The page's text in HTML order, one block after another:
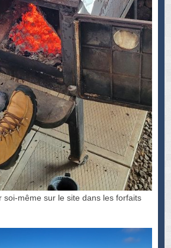
soi-même sur le site dans les forfaits